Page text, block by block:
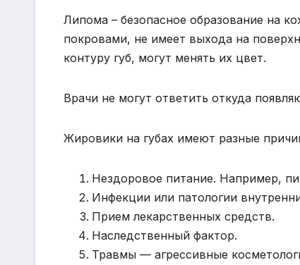
Липома – безопасное образование на
покровами, не имеет выхода на
контуру губ, могут менять их цвет.
Врачи не могут ответить откуда
Жировики на губах имеют разные
Нездоровое питание. Например,
Инфекции или патологии
Прием лекарственных средств.
Наследственный фактор.
Травмы — агрессивные